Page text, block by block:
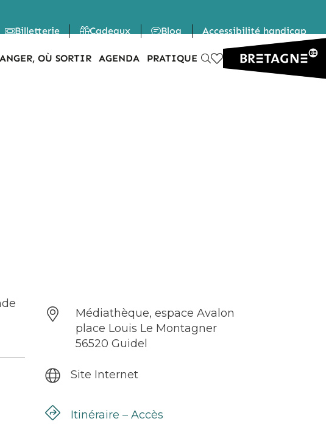
Billetterie
Cadeaux Blog Accessibilité handicap
OÙ SORTIR AGENDA PRATIQUE
Médiathèque, espace Avalon
place Louis Le Montagner
56520 Guidel
Site Internet
Itinéraire – Accès